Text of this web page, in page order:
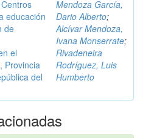
educación
de
el
Provincia
del
Mendoza García,
Dario Alberto;
Alcívar Mendoza,
Ivana Monserrate;
Rivadeneira
Rodríguez, Luis
Humberto